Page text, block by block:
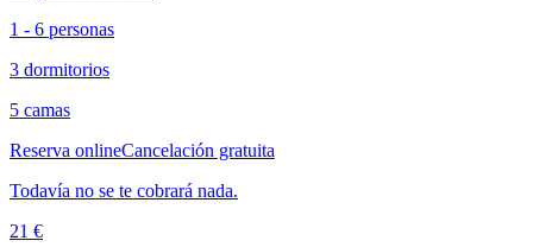
1 - 6 personas
3 dormitorios
5 camas
Reserva onlineCancelación gratuita
Todavía no se te cobrará nada.
21 €